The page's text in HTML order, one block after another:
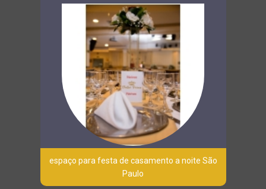
espaço para festa de casamento a noite São
Paulo